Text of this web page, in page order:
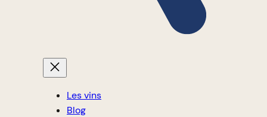
Les vins
Blog